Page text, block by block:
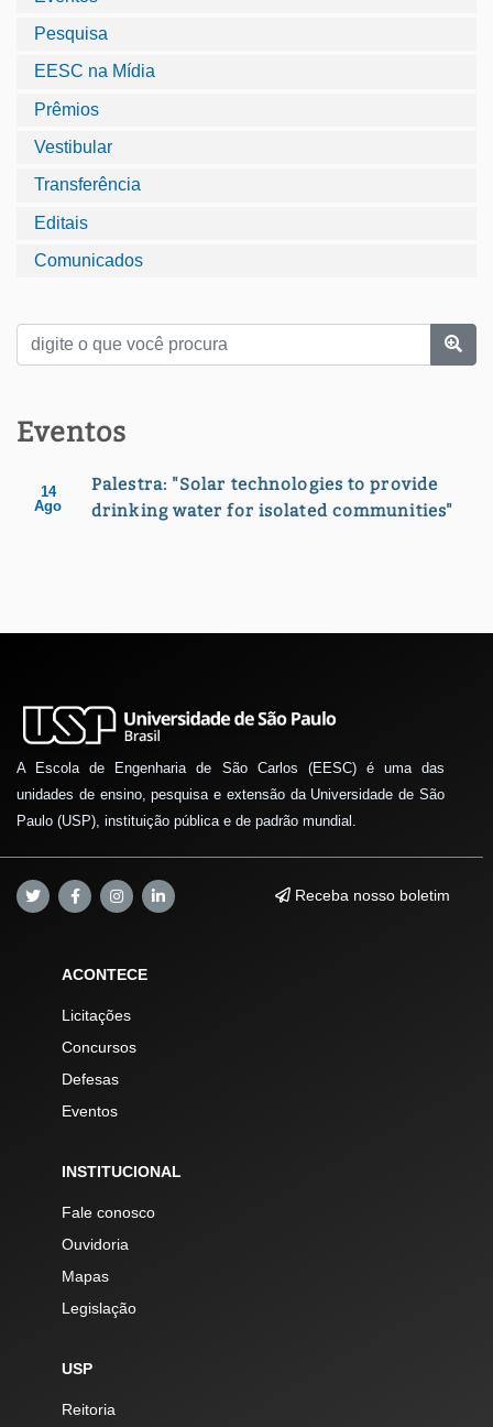
Pesquisa
EESC na Mídia
Prêmios
Vestibular
Transferência
Editais
Comunicados
Eventos
14
Ago
Palestra: "Solar technologies to provide
drinking water for isolated communities"
A Escola de Engenharia de São Carlos (EESC) é uma das
unidades de ensino, pesquisa e extensão da Universidade de São
Paulo (USP), instituição pública e de padrão mundial.
Receba nosso boletim
ACONTECE
Licitações
Concursos
Defesas
Eventos
INSTITUCIONAL
Fale conosco
Ouvidoria
Mapas
Legislação
USP
Reitoria